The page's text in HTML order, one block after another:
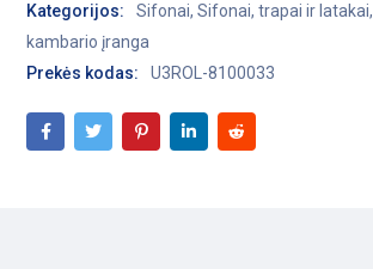
Kategorijos: Sifonai, Sifonai, trapai ir latakai,
kambario įranga
Prekės kodas:
U3ROL-8100033